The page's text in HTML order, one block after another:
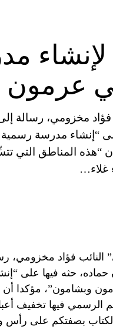
مخزومي، رسالة إلى
“إنشاء مدرسة رسمية
المناطق التي
غلاء…
فؤاد مخزومي،
حماده، حثه فيها على
وبشامون”، مؤكدا أن
الرسمي فيها تخفيف
بصفتكم على رأس